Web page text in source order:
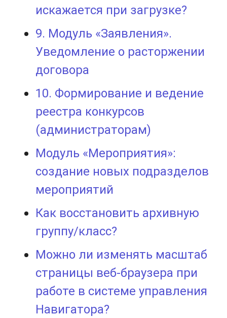
искажается при загрузке?
9. Модуль «Заявления».
Уведомление о расторжении
договора
10. Формирование и ведение
реестра конкурсов
(администраторам)
Модуль «Мероприятия»:
создание новых подразделов
мероприятий
Как восстановить архивную
группу/класс?
Можно ли изменять масштаб
страницы веб-браузера при
работе в системе управления
Навигатора?